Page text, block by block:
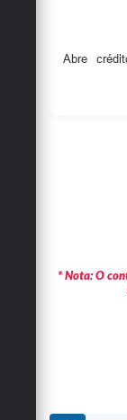
Abre
* Nota: O